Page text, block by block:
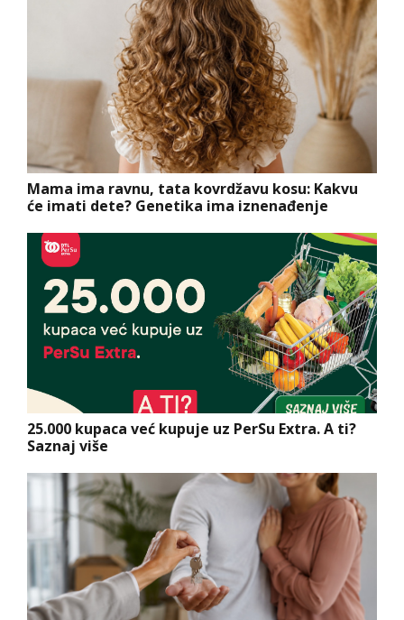
Mama ima ravnu, tata kovrdžavu kosu: Kakvu
će imati dete? Genetika ima iznenađenje
25.000 kupaca već kupuje uz PerSu Extra. A ti?
Saznaj više